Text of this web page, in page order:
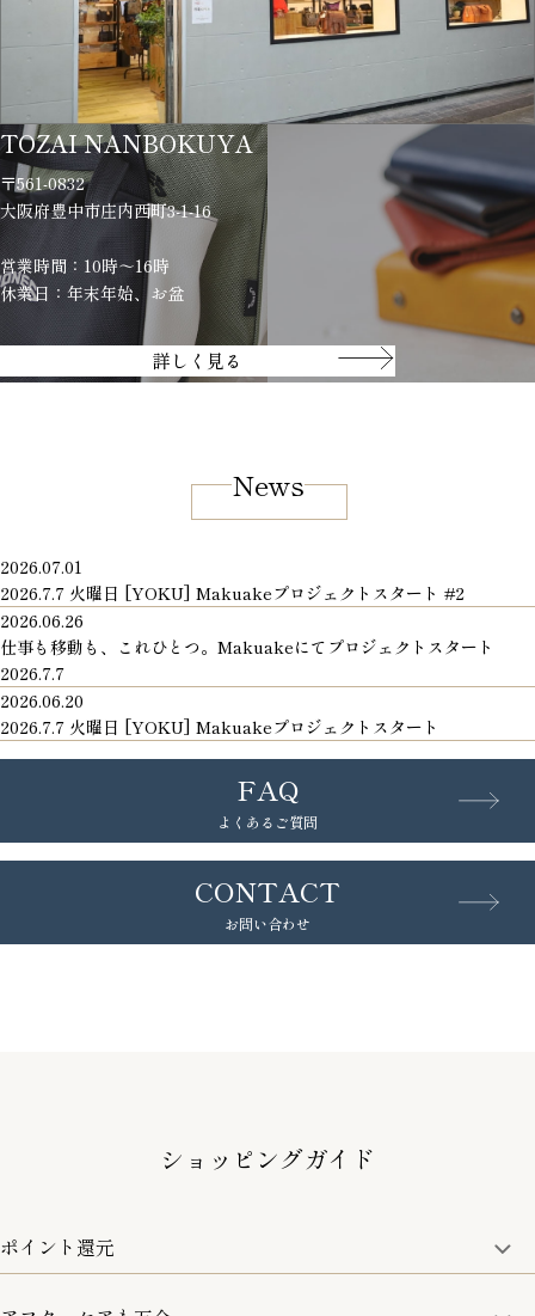
TOZAI NANBOKUYA
〒561-0832
大阪府豊中市庄内西町3-1-16
営業時間：10時～16時
休業日：年末年始、お盆
詳しく見る
News
2026.07.01
2026.7.7 火曜日 [YOKU] Makuakeプロジェクトスタート #2
2026.06.26
仕事も移動も、これひとつ。Makuakeにてプロジェクトスタート
2026.7.7
2026.06.20
2026.7.7 火曜日 [YOKU] Makuakeプロジェクトスタート
FAQ
よくあるご質問
CONTACT
お問い合わせ
ショッピングガイド
ポイント還元